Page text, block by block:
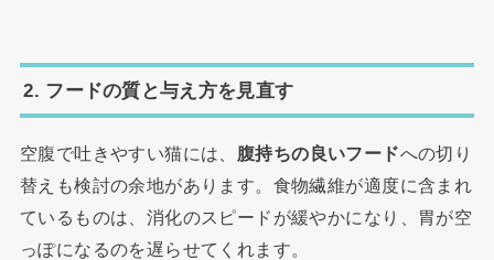
2. フードの質と与え方を見直す
空腹で吐きやすい猫には、 腹持ちの良いフードへの切り
替えも検討の余地があります。食物繊維が適度に含まれ
ているものは、消化のスピードが緩やかになり、胃が空
っぽになるのを遅らせてくれます。